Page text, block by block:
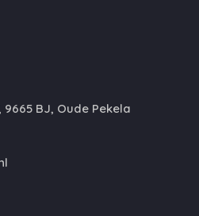
BJ, Oude Pekela